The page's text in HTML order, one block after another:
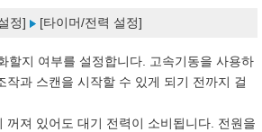
정] [타이머/전력 설정]
할지 여부를 설정합니다. 고속기동을 사용하
작과 스캔을 시작할 수 있게 되기 전까지 걸
꺼져 있어도 대기 전력이 소비됩니다. 전원을